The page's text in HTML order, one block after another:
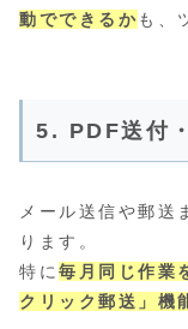
動でできるかも、
5. PDF送付
メール送信や郵送
ります。
特に毎月同じ作業
クリック郵送」機